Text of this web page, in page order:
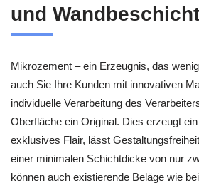
und
Mikrozement – ein Erzeugnis, das
auch Sie Ihre Kunden mit innovativen
individuelle Verarbeitung des
Oberfläche ein Original. Dies erzeugt
exklusives Flair, lässt
einer minimalen Schichtdicke von nur
können auch existierende Beläge wie